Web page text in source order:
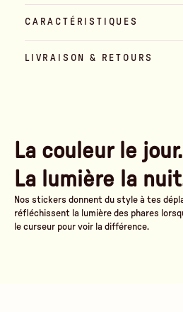
CARACTÉRISTIQUES
LIVRAISON & RETOURS
La couleur le jour.
La lumière la
Nos stickers donnent du style à tes
réfléchissent la lumière des phares
le curseur pour voir la différence.